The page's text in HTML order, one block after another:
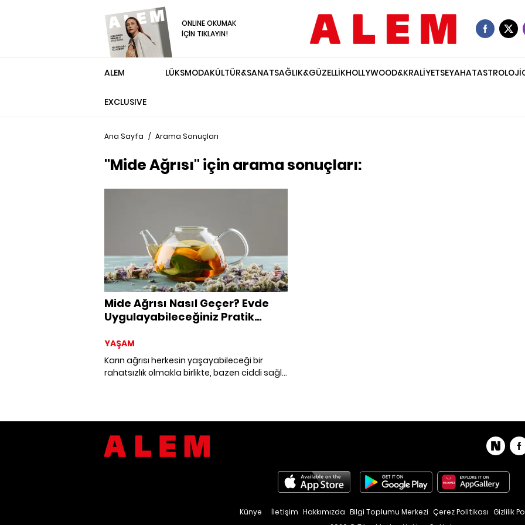
ONLINE OKUMAK
İÇİN TIKLAYIN!
ALEM
EXCLUSIVE
LÜKSMODAKÜLTÜR&SANATSAĞLIK&GÜZELLİKHOLLYWOOD&KRALİYETSEYAHATASTROLOJİ
Ana Sayfa / Arama Sonuçları
"Mide Ağrısı" için arama sonuçları:
Mide Ağrısı Nasıl Geçer? Evde
Uygulayabileceğiniz Pratik
YAŞAM
Karın ağrısı herkesin yaşayabileceği bir
rahatsızlık olmakla birlikte, bazen ciddi sağlık
şiddetli karın ağrısı nasıl geçer, doğal ve
kesin tedavi yolları nelerdir sorularına
cevaplar bulabilirsiniz.
Künye İletişim Hakkımızda Bilgi Toplumu Merkezi Çerez Politikası Gizlilik